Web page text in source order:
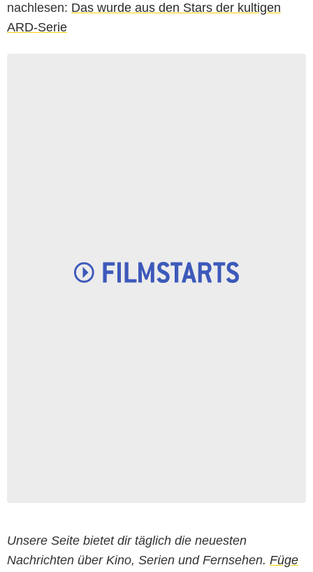
nachlesen: Das wurde aus den Stars der kultigen
ARD-Serie
Unsere Seite bietet dir täglich die neuesten
Nachrichten über Kino, Serien und Fernsehen. Füge